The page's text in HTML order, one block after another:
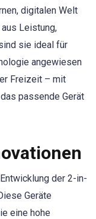
digitalen Welt
Leistung,
sie ideal für
angewiesen
Freizeit – mit
passende Gerät
der 2-in-
Geräte
eine hohe